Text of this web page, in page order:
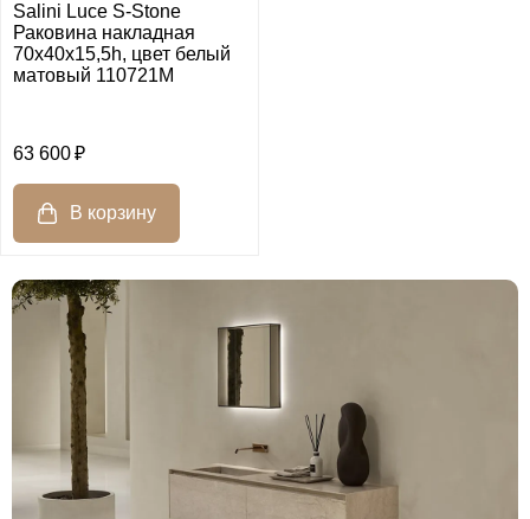
Salini Luce S-Stone
Раковина накладная
70х40х15,5h, цвет белый
матовый 110721M
63 600